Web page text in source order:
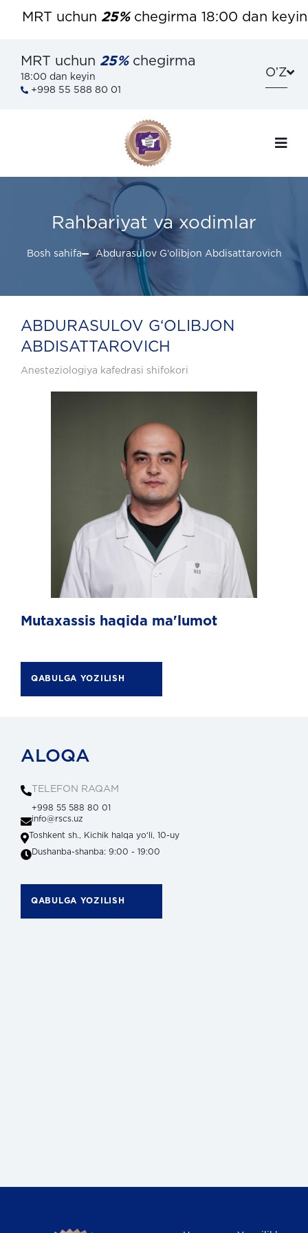
MRT uchun25%chegirma 18:00 dan keyin.
MRT uchun 25%chegirma
18:00 dan keyin
+998 55 588 80 01
OʼZ
Rahbariyat va xodimlar
Bosh sahifa Abdurasulov G‘olibjon Abdisattarovich
ABDURASULOV G‘OLIBJON
ABDISATTAROVICH
Anesteziologiya kafedrasi shifokori
Mutaxassis haqida ma'lumot
QABULGA YOZILISH
ALOQA
TELEFON RAQAM
+998 55 588 80 01
info@rscs.uz
Toshkent sh., Kichik halqa yoʻli, 10-uy
Dushanba-shanba: 9:00 - 19:00
QABULGA YOZILISH